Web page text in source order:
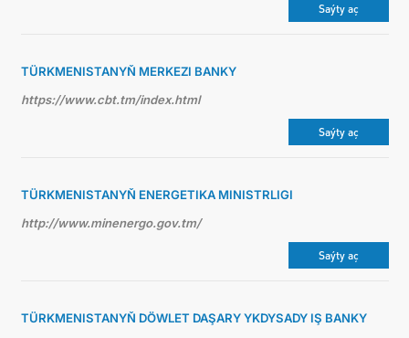
Saýty aç
TÜRKMENISTANYŇ MERKEZI BANKY
https://www.cbt.tm/index.html
Saýty aç
TÜRKMENISTANYŇ ENERGETIKA MINISTRLIGI
http://www.minenergo.gov.tm/
Saýty aç
TÜRKMENISTANYŇ DÖWLET DAŞARY YKDYSADY IŞ BANKY